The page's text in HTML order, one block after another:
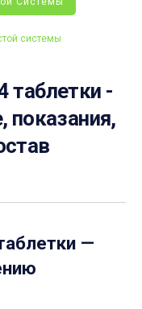
системы
таблетки -
показания,
—